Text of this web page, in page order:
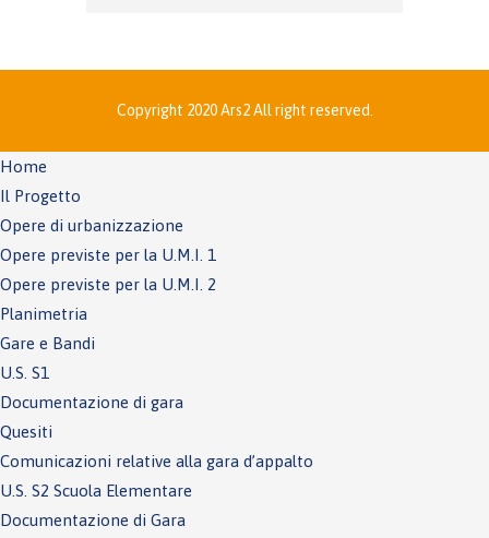
Copyright 2020 Ars2 All right reserved.
Home
Il Progetto
Opere di urbanizzazione
Opere previste per la U.M.I. 1
Opere previste per la U.M.I. 2
Planimetria
Gare e Bandi
U.S. S1
Documentazione di gara
Quesiti
Comunicazioni relative alla gara d’appalto
U.S. S2 Scuola Elementare
Documentazione di Gara